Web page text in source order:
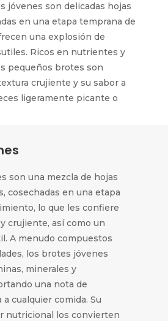
jóvenes son delicadas hojas
en una etapa temprana de
una explosión de
Ricos en nutrientes y
pequeños brotes son
crujiente y su sabor a
ligeramente picante o
son una mezcla de hojas
cosechadas en una etapa
lo que les confiere
crujiente, así como un
A menudo compuestos
los brotes jóvenes
minerales y
una nota de
cualquier comida. Su
nutricional los convierten